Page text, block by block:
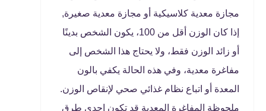
مجازة معدية كلاسيكية أو مجازة معدية صغيرة,
إذا كان الوزن أقل من 100، يكون الشخص بدينًا
أو زائد الوزن فقط، ولا يحتاج هذا الشخص إلى
مفاغرة معدية، وفي هذه الحالة يكفي بالون
المعدة أو اتباع نظام غذائي صحي لإنقاص الوزن.
ملحوظة المفاغرة المعدية قد تكون إحدى طرق